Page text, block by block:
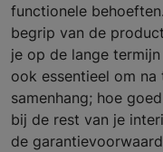
functionele
begrip van de
je op de lange
ook essentieel om
samenhang; hoe
bij de rest van je
de